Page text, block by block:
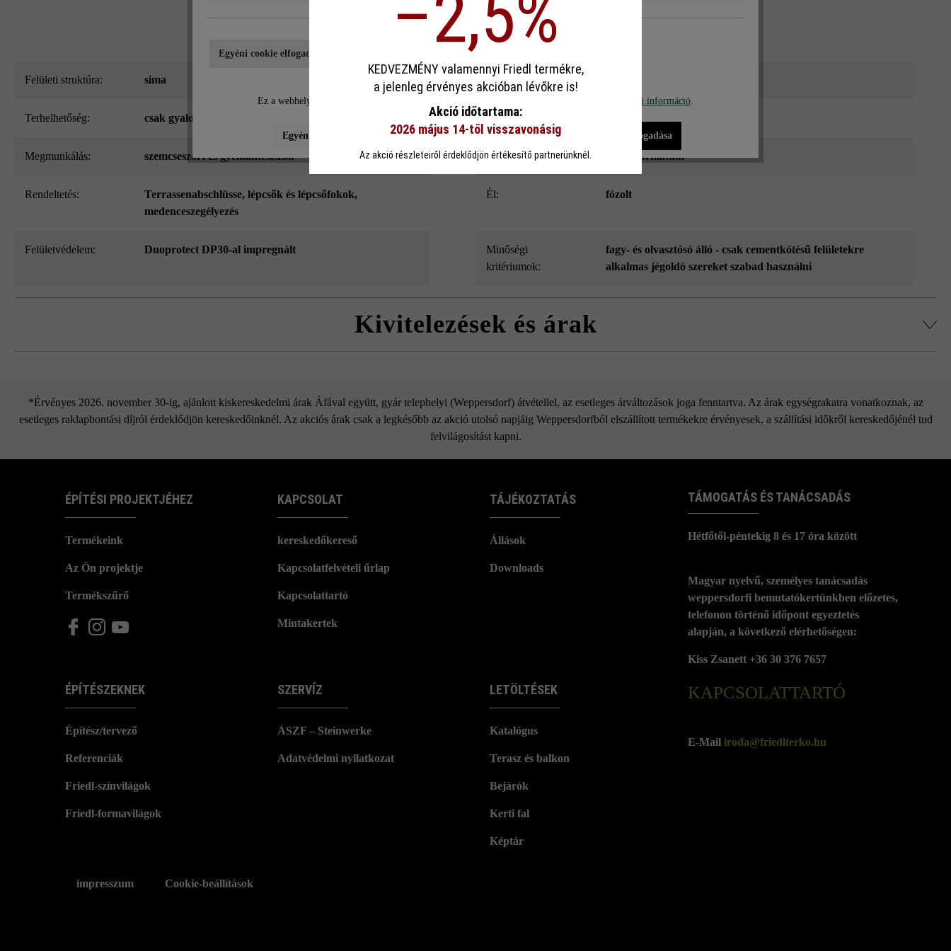
Felületi struktúra: sima Szín:
Terhelhetőség: csak gyalogos közlekedésre Terméktípus:
megmunkálás: szemcseszórt és gyémántcsiszolt Térkőtípus: külön formátum
Rendeltetés: Terrassenabschlüsse, lépcsők és lépcsőfokok,
medenceszegélyezés
él: fózolt
Felületvédelem: Duoprotect DP30-al impregnált
Minőségi
kritériumok:
fagy- és olvasztósó álló - csak cementkötésű felületekre
alkalmas jégoldó szereket szabad használni
Kivitelezések és árak
*Érvényes 2026. november 30-ig, ajánlott kiskereskedelmi árak Áfával együtt, gyár telephelyi (Weppersdorf) átvétellel, az esetleges árváltozások joga fenntartva. Az árak egységrakatra vonatkoznak, az
esetleges raklapbontási díjról érdeklődjön kereskedőinknél. Az akciós árak csak a legkésőbb az akció utolsó napjáig Weppersdorfból elszállított termékekre érvényesek, a szállítási időkről kereskedőjénél tud
felvilágosítást kapni.
ÉPÍTÉSI PROJEKTJÉHEZ
Termékeink
Az Ön projektje
Termékszűrő
ÉPÍTÉSZEKNEK
Építész/tervező
Referenciák
Friedl-színvilágok
Friedl-formavilágok
KAPCSOLAT
kereskedőkereső
Kapcsolatfelvételi űrlap
Kapcsolattartó
Mintakertek
SZERVÍZ
ÁSZF – Steinwerke
Adatvédelmi nyilatkozat
TÁJÉKOZTATÁS
Állások
Downloads
LETÖLTÉSEK
Katalógus
Terasz és balkon
Bejárók
Kerti fal
Képtár
TÁMOGATÁS ÉS TANÁCSADÁS
Hétfőtől-péntekig 8 és 17 óra között
KAPCSOLATTARTÓ
Magyar nyelvű, személyes tanácsadás
weppersdorfi bemutatókertünkben előzetes,
telefonon történő időpont egyeztetés
alapján, a következő elérhetőségen:
Kiss Zsanett +36 30 376 7657
E-Mail iroda@friedlterko.hu
impresszum Cookie-beállítások
Egyéni cookie elfogadása
Ez a webhely cookie-kat használ, hogy a lehető legjobb funkcionalitást kínálja Önnek... További információ
Egyéni beállítások Csak funkcionális cookie elfogadása Minden cookie elfogadása
–2,5%
KEDVEZMÉNY valamennyi Friedl termékre,
a jelenleg érvényes akcióban lévőkre is!
Akció időtartama:
2026 május 14-től visszavonásig
Az akció részleteiről érdeklődjön értékesítő partnerünknél.